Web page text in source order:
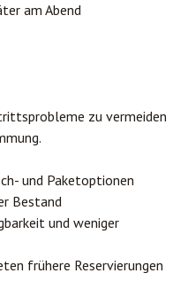
am Abend
zu vermeiden
und Paketoptionen
Bestand
und weniger
frühere Reservierungen